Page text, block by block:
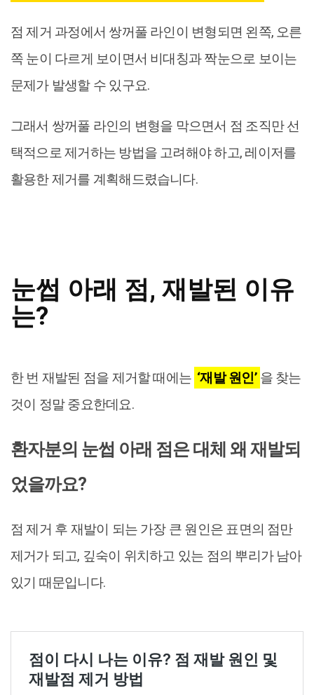
점 제거 과정에서 쌍꺼풀 라인이 변형되면 왼쪽, 오른
쪽 눈이 다르게 보이면서 비대칭과 짝눈으로 보이는
문제가 발생할 수 있구요.
그래서 쌍꺼풀 라인의 변형을 막으면서 점 조직만 선
택적으로 제거하는 방법을 고려해야 하고, 레이저를
활용한 제거를 계획해드렸습니다.
눈썹 아래 점, 재발된 이유
는?
한 번 재발된 점을 제거할 때에는 ‘재발 원인’ 을 찾는
것이 정말 중요한데요.
환자분의 눈썹 아래 점은 대체 왜 재발되
었을까요?
점 제거 후 재발이 되는 가장 큰 원인은 표면의 점만
제거가 되고, 깊숙이 위치하고 있는 점의 뿌리가 남아
있기 때문입니다.